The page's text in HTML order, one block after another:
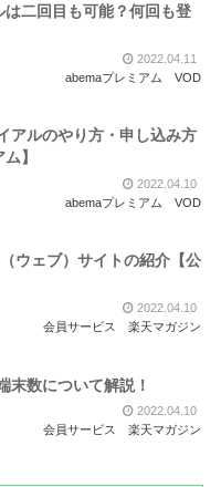
二回目も可能？何回も登
2022.04.11
abemaプレミアム
VOD
アルのやり方・申し込み方
】
2022.04.10
abemaプレミアム
VOD
ウェブ）サイトの紹介【公
2022.04.10
会員サービス
楽天マガジン
末数について解説！
2022.04.10
会員サービス
楽天マガジン